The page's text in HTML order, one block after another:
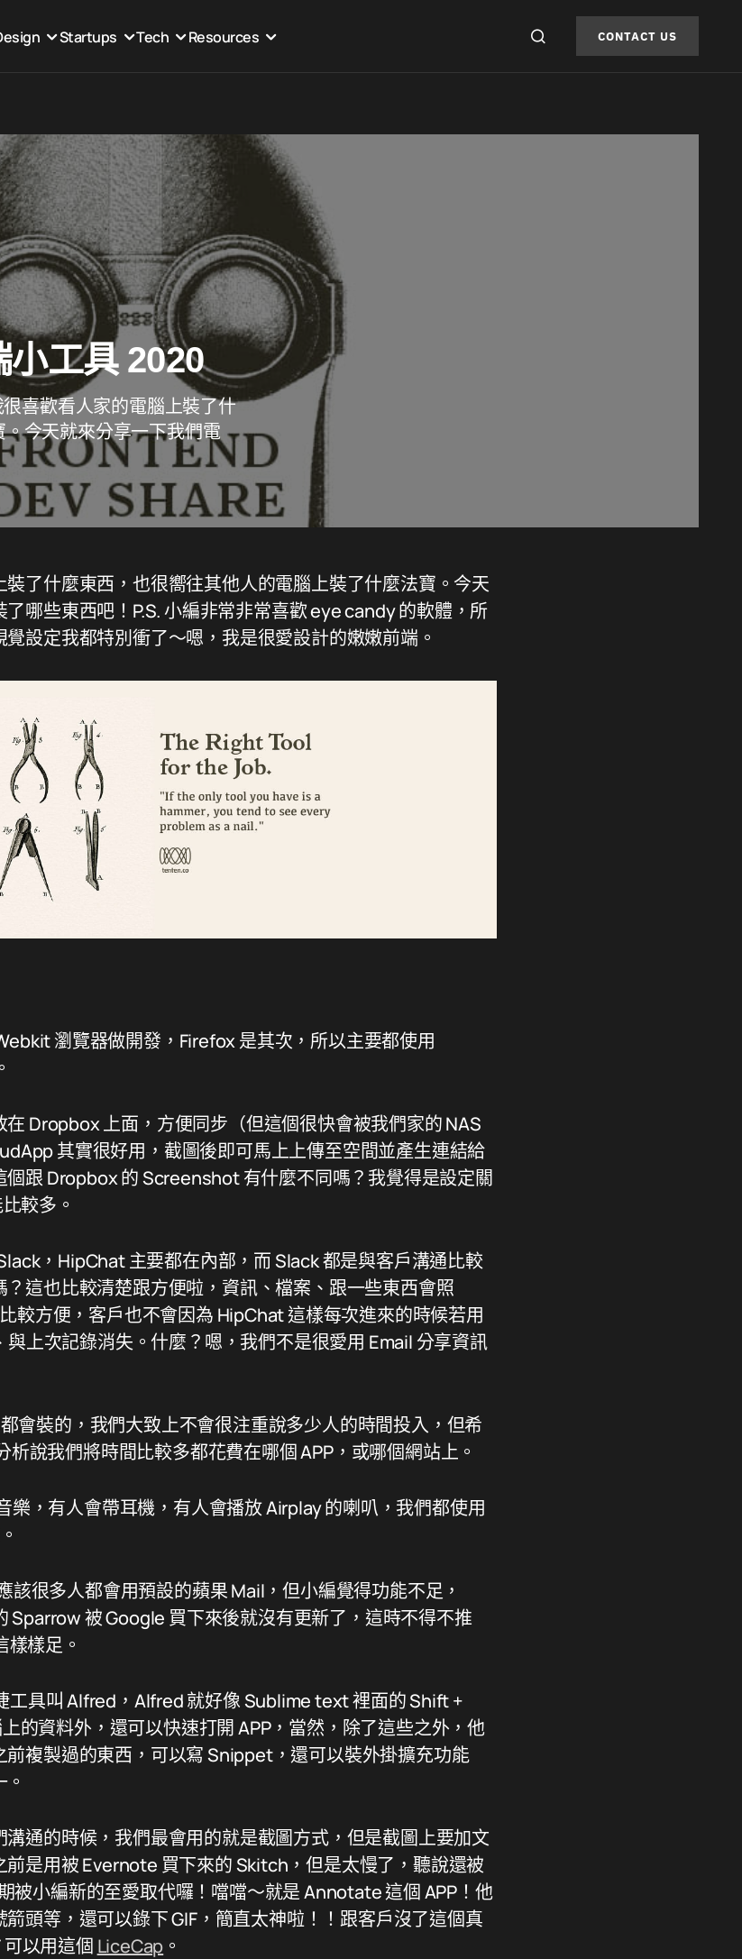
Startups Tech Resources CONTACT US
工具 2020
喜歡看人家的電腦上裝了什
今天就來分享一下我們電
了什麼東西，也很嚮往其他人的電腦上裝了什麼法寶。今天
哪些東西吧！P.S. 小編非常非常喜歡 eye candy 的軟體，所
覺設定我都特別衝了～嗯，我是很愛設計的嫩嫩前端。
瀏覽器做開發，Firefox 是其次，所以主要都使用
Dropbox 上面，方便同步（但這個很快會被我們家的 NAS
其實很好用，截圖後即可馬上上傳至空間並產生連結給
跟 Dropbox 的 Screenshot 有什麼不同嗎？我覺得是設定關
較多。
，HipChat 主要都在內部，而 Slack 都是與客戶溝通比較
這也比較清楚跟方便啦，資訊、檔案、跟一些東西會照
較方便，客戶也不會因為 HipChat 這樣每次進來的時候若用
上次記錄消失。什麼？嗯，我們不是很愛用 Email 分享資訊
會裝的，我們大致上不會很注重說多少人的時間投入，但希
析說我們將時間比較多都花費在哪個 APP，或哪個網站上。
，有人會帶耳機，有人會播放 Airplay 的喇叭，我們都使用
該很多人都會用預設的蘋果 Mail，但小編覺得功能不足，
Sparrow 被 Google 買下來後就沒有更新了，這時不得不推
樣足。
工具叫 Alfred，Alfred 就好像 Sublime text 裡面的 Shift +
的資料外，還可以快速打開 APP，當然，除了這些之外，他
複製過的東西，可以寫 Snippet，還可以裝外掛擴充功能
通的時候，我們最會用的就是截圖方式，但是截圖上要加文
是用被 Evernote 買下來的 Skitch，但是太慢了，聽說還被
被小編新的至愛取代囉！噹噹～就是 Annotate 這個 APP！他
頭等，還可以錄下 GIF，簡直太神啦！！跟客戶沒了這個真
以用這個 LiceCap 。